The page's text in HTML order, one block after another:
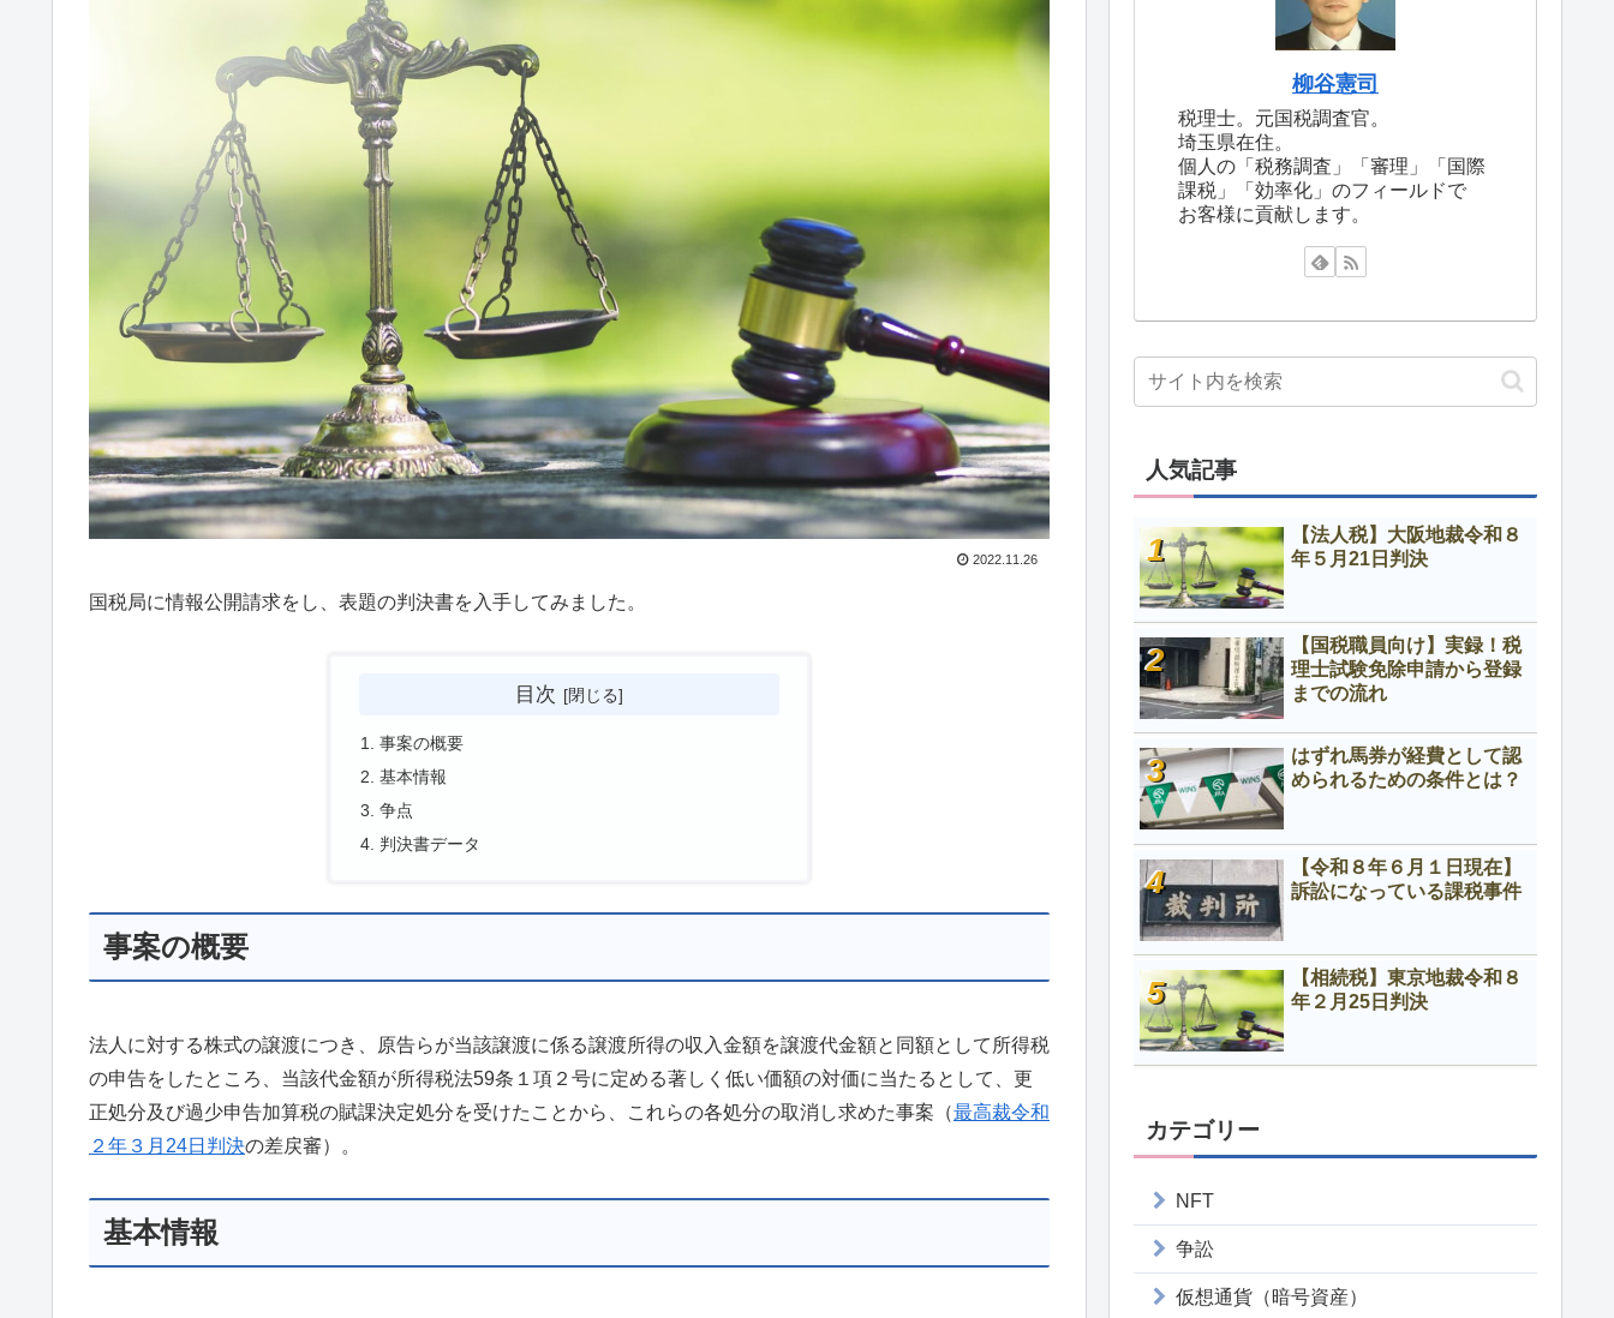
2022.11.26
国税局に情報公開請求をし、表題の判決書を入手してみました。
目次
事案の概要
基本情報
争点
判決書データ
事案の概要
法人に対する株式の譲渡につき、原告らが当該譲渡に係る譲渡所得の収入金額を譲渡代金額と同額として所得税
の申告をしたところ、当該代金額が所得税法59条１項２号に定める著しく低い価額の対価に当たるとして、更
正処分及び過少申告加算税の賦課決定処分を受けたことから、これらの各処分の取消し求めた事案（最高裁令和
２年３月24日判決の差戻審）。
基本情報
柳谷憲司
税理士。元国税調査官。
埼玉県在住。
個人の「税務調査」「審理」「国際
課税」「効率化」のフィールドで
お客様に貢献します。
人気記事
【法人税】大阪地裁令和８
年５月21日判決
【国税職員向け】実録！税
理士試験免除申請から登録
までの流れ
はずれ馬券が経費として認
められるための条件とは？
【令和８年６月１日現在】
訴訟になっている課税事件
【相続税】東京地裁令和８
年２月25日判決
カテゴリー
NFT
争訟
仮想通貨（暗号資産）